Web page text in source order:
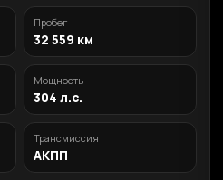
Пробег
32 559 км
Мощность
304 л.с.
Трансмиссия
АКПП